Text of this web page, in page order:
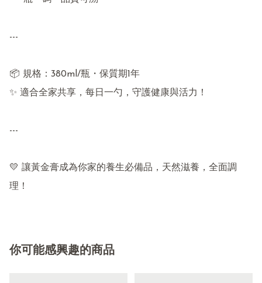
---
📦 規格：380ml/瓶・保質期1年
✨ 適合全家共享，每日一勺，守護健康與活力！
---
💛 讓黃金膏成為你家的養生必備品，天然滋養，全面調
理！
你可能感興趣的商品